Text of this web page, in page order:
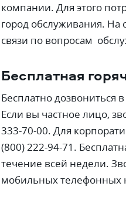
компании. Для этого
город обслуживания. На
связи по вопросам
Бесплатная
Бесплатно
Если вы частное лицо,
333-70-00. Для
(800) 222-94-71.
течение всей недели.
мобильных телефонных